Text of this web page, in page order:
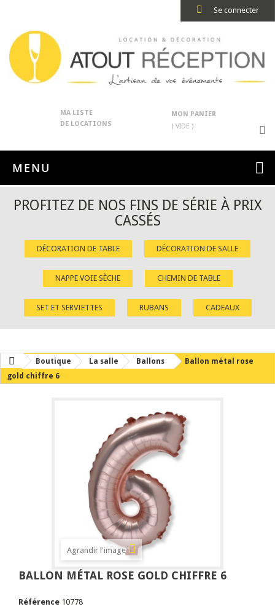
Se connecter
MA LISTE
DE LOCATIONS
MON PANIER
( VIDE )
MENU
PROFITEZ DE NOS FINS DE SÉRIE À PRIX
CASSÉS
DÉCORATION DE TABLE DÉCORATION DE SALLE
NAPPE VOIE SÈCHE CHEMIN DE TABLE
SET ET SERVIETTES RUBANS CADEAUX
Boutique La salle Ballons
Ballon métal rose
gold chiffre 6
Agrandir l'image
BALLON MÉTAL ROSE GOLD CHIFFRE 6
Référence 10778